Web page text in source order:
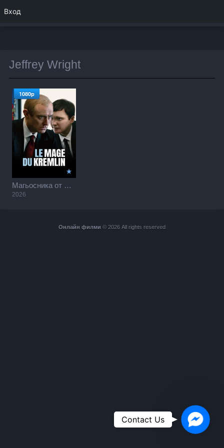
Jeffrey Wright
Магьосника от Кремъл / The Wizard of the Kremlin (2026)
2026
1080p
Онлайн филми © 2026 All rights reserved
Вход
Contact Us